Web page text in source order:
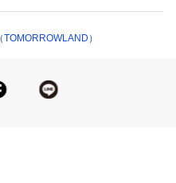
と纏うだけで上品なスタイ
）